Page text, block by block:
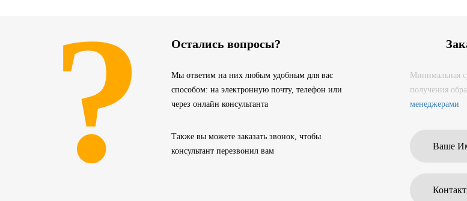
? Остались вопросы?
Мы ответим на них любым удобным для вас
способом: на электронную почту, телефон или
через онлайн консультанта
Также вы можете заказать звонок, чтобы
консультант перезвонил вам
Минимальная
получения
менеджерами